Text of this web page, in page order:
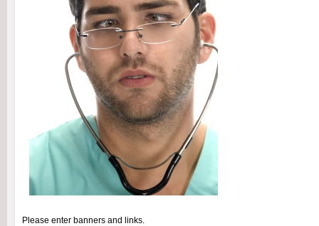
Please enter banners and links.